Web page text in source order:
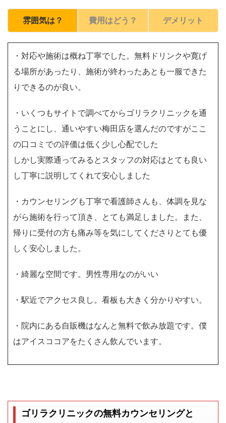
雰囲気は？ 費用はどう？ デメリット
・対応や施術は概ね丁寧でした。無料ドリンクや寛げ
る場所があったり、施術が終わったあとも一服できた
りできるのが良い。
・いくつもサイトで調べてからゴリラクリニックを通
うことにし、通いやすい梅田店を選んだのですがここ
の口コミでの評価は低く少し心配でした
しかし実際通ってみるとスタッフの対応はとても良い
し丁寧に説明してくれて安心しました
・カウンセリングも丁寧で看護師さんも、体調を見な
がら施術を行って頂き、とても満足しました。また、
帰りに受付の方も痛み等を気にしてくださりとても優
しく安心しました。
・綺麗な空間です。男性専用なのがいい
・駅近でアクセス良し。看板も大きく分かりやすい。
・院内にある自販機はなんと無料で飲み放題です。僕
はアイスココアをたくさん飲んでいます。
ゴリラクリニックの無料カウンセリングと